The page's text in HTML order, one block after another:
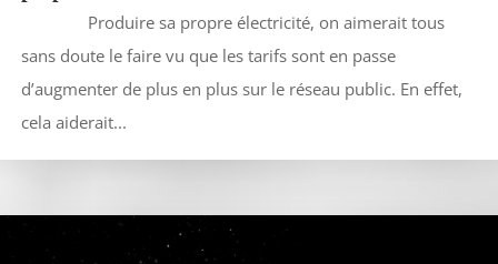
Produire sa propre électricité, on aimerait tous
sans doute le faire vu que les tarifs sont en passe
d’augmenter de plus en plus sur le réseau public. En effet,
cela aiderait...